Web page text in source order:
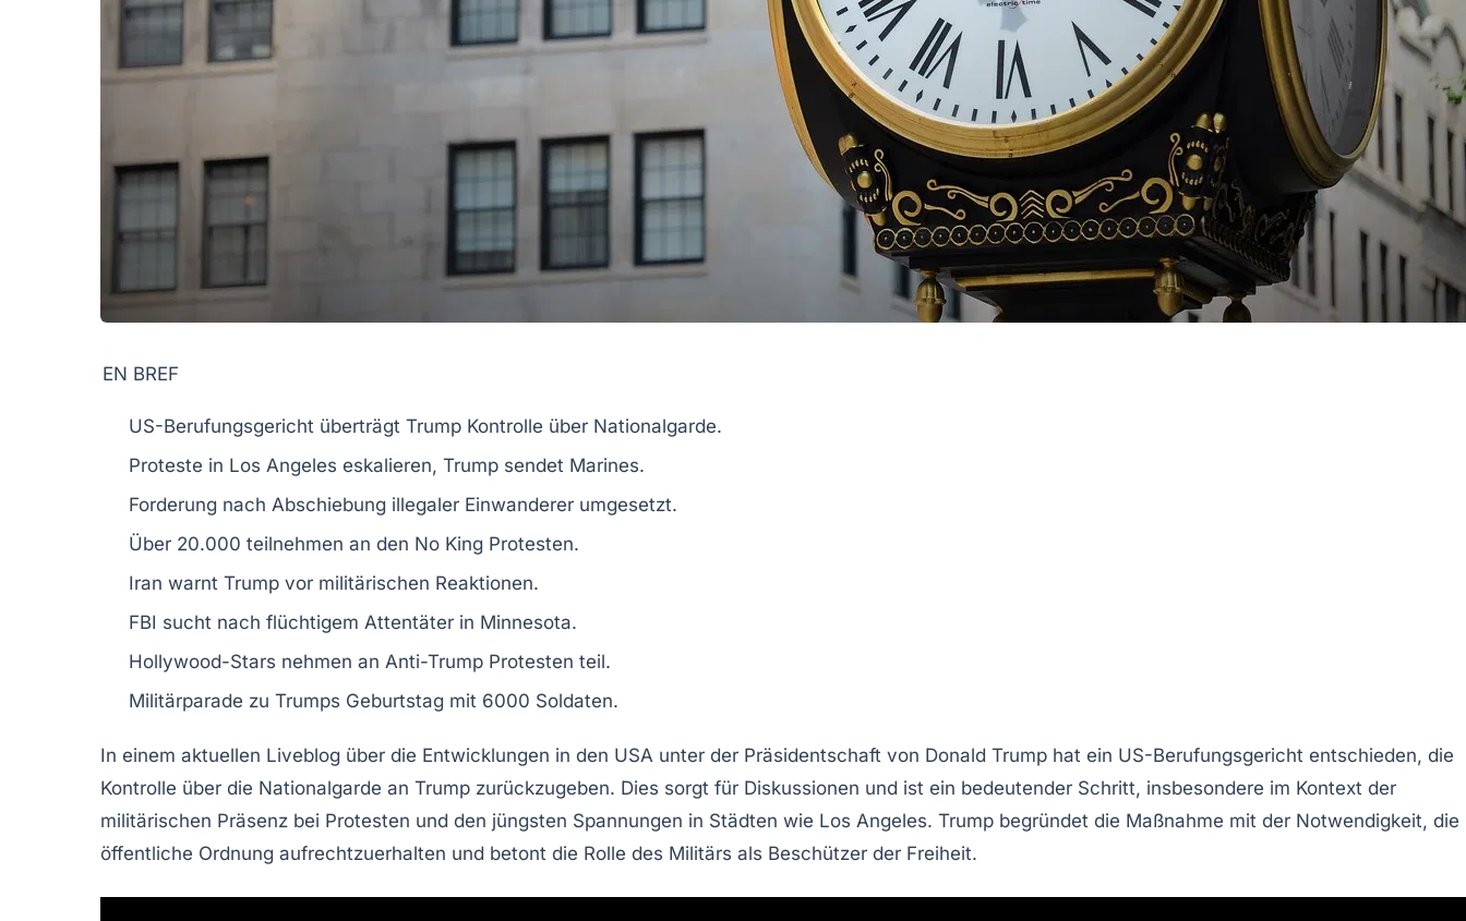
EN BREF
US-Berufungsgericht überträgt Trump Kontrolle über Nationalgarde.
Proteste in Los Angeles eskalieren, Trump sendet Marines.
Forderung nach Abschiebung illegaler Einwanderer umgesetzt.
Über 20.000 teilnehmen an den No King Protesten.
Iran warnt Trump vor militärischen Reaktionen.
FBI sucht nach flüchtigem Attentäter in Minnesota.
Hollywood-Stars nehmen an Anti-Trump Protesten teil.
Militärparade zu Trumps Geburtstag mit 6000 Soldaten.
In einem aktuellen Liveblog über die Entwicklungen in den USA unter der Präsidentschaft von Donald Trump hat ein US-Berufungsgericht entschieden, die
Kontrolle über die Nationalgarde an Trump zurückzugeben. Dies sorgt für Diskussionen und ist ein bedeutender Schritt, insbesondere im Kontext der
militärischen Präsenz bei Protesten und den jüngsten Spannungen in Städten wie Los Angeles. Trump begründet die Maßnahme mit der Notwendigkeit, die
öffentliche Ordnung aufrechtzuerhalten und betont die Rolle des Militärs als Beschützer der Freiheit.